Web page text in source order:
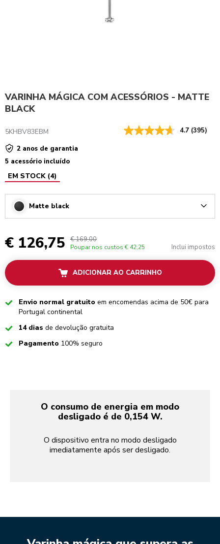
VARINHA MÁGICA COM ACESSÓRIOS - MATTE
BLACK
5KHBV83EBM 4.7 (395)
2 anos de garantia
5 acessório incluído
EM STOCK (4)
Matte black
€ 126,75 € 169,00
Poupar nos custos € 42,25 Inclui impostos
ADICIONAR AO CARRINHO
CheckedEnvio normal gratuito em encomendas acima de 50€ para
Portugal continental
Checked
14 dias de devolução gratuita
CheckedPagamento 100% seguro
O consumo de energia em modo
desligado é de 0,154 W.
O dispositivo entra no modo desligado
imediatamente após ser desligado.